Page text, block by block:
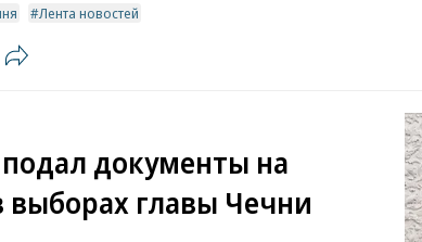
Лента новостей
документы на
выборах главы Чечни